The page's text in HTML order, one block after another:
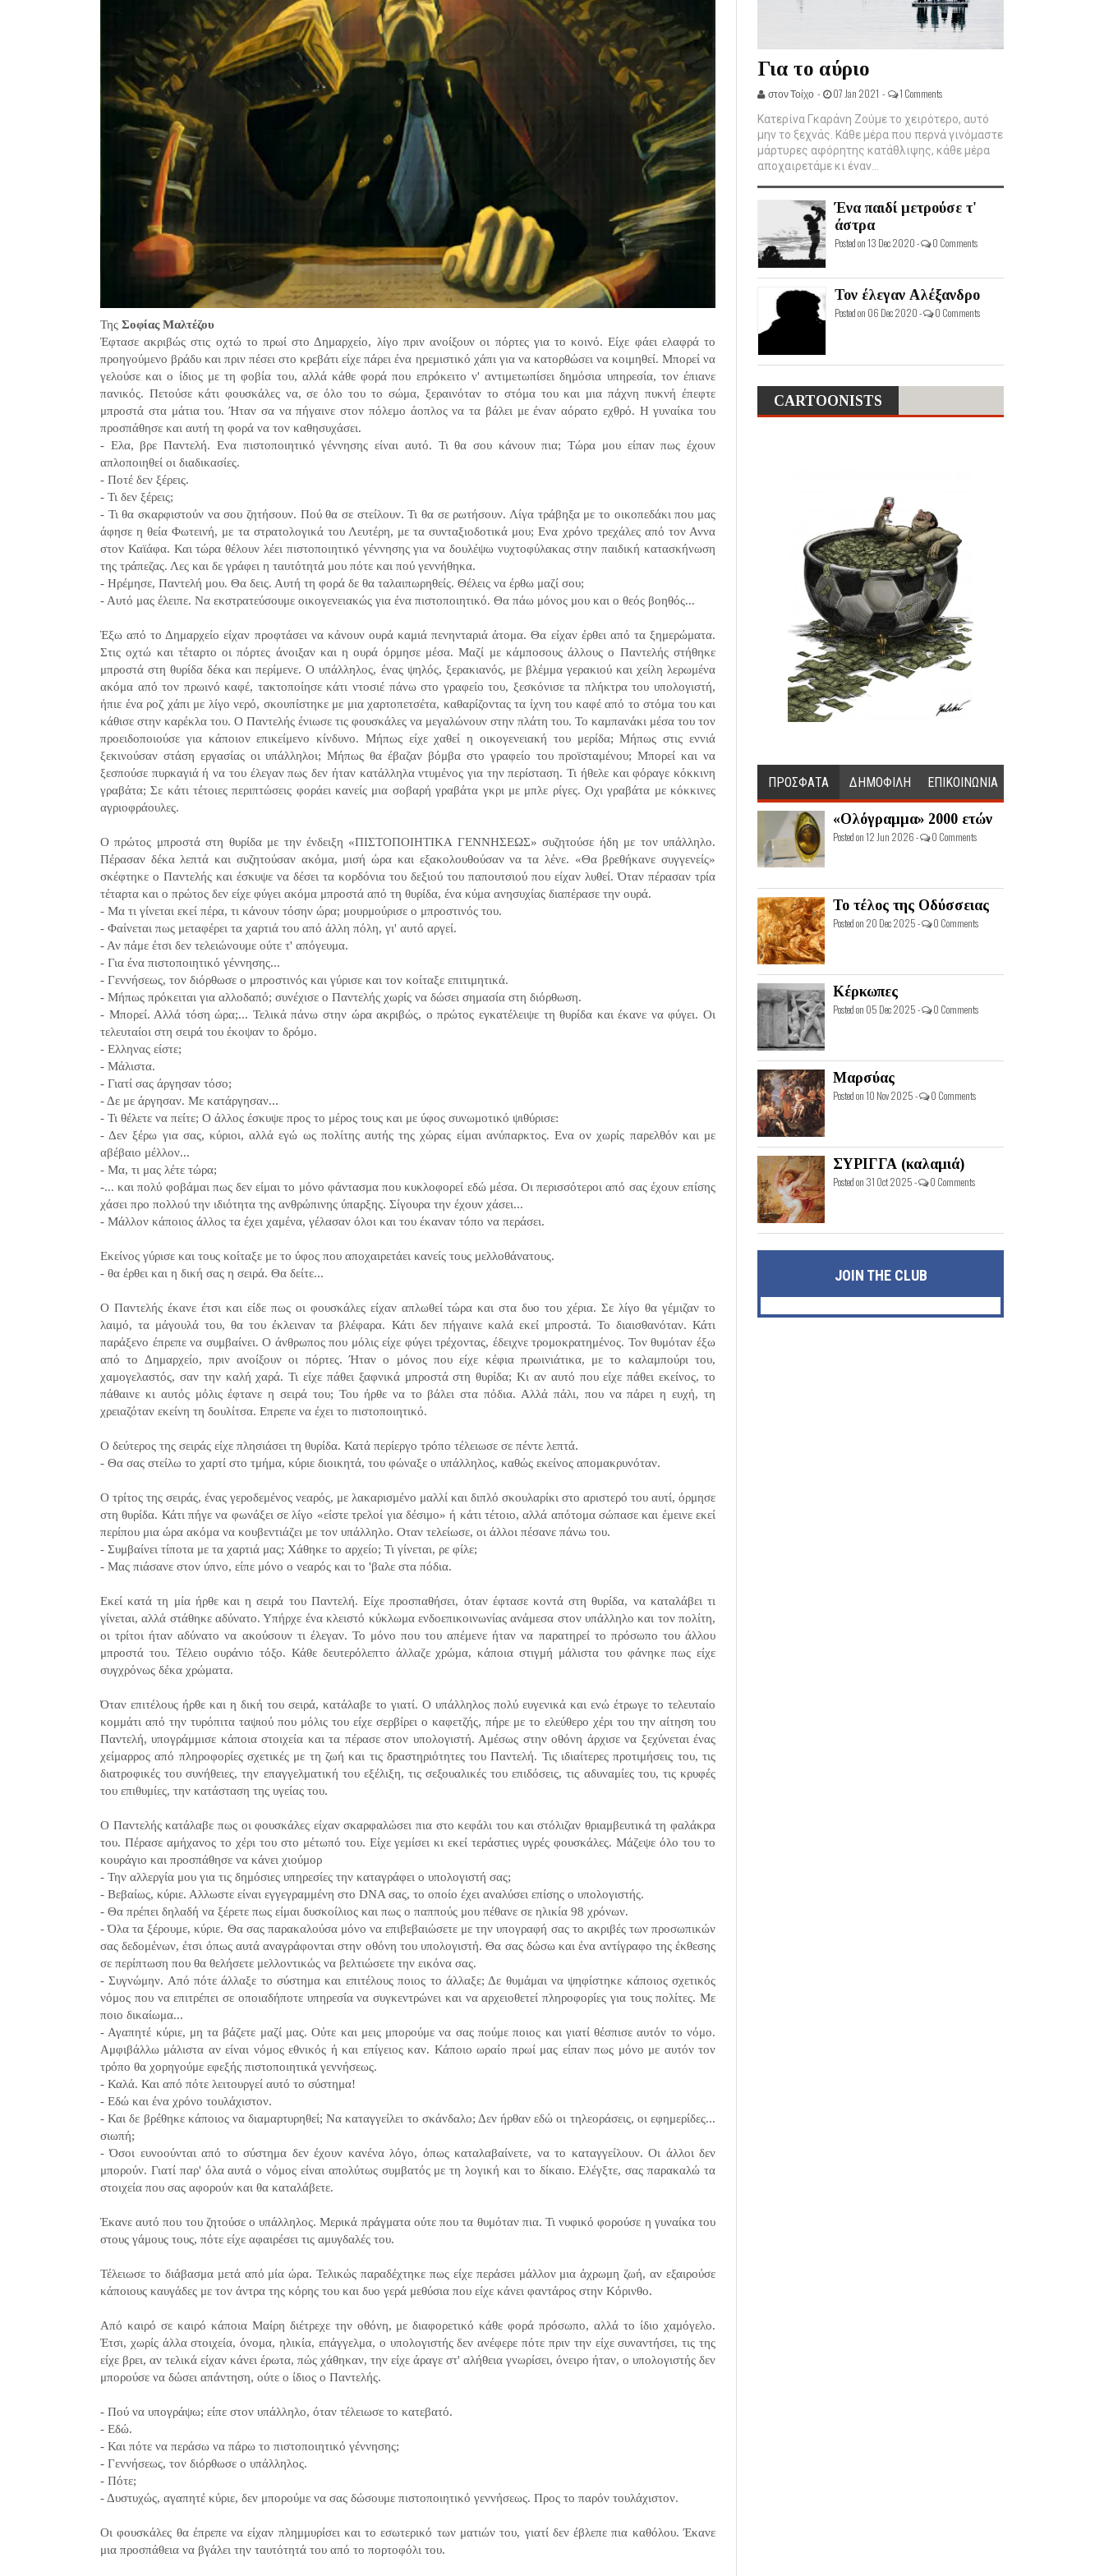
Της Σοφίας Μαλτέζου
Έφτασε ακριβώς στις οχτώ το πρωί στο Δημαρχείο, λίγο πριν ανοίξουν οι πόρτες για το κοινό. Είχε φάει ελαφρά το
προηγούμενο βράδυ και πριν πέσει στο κρεβάτι είχε πάρει ένα ηρεμιστικό χάπι για να κατορθώσει να κοιμηθεί. Μπορεί να
γελούσε και ο ίδιος με τη φοβία του, αλλά κάθε φορά που επρόκειτο ν' αντιμετωπίσει δημόσια υπηρεσία, τον έπιανε
πανικός. Πετούσε κάτι φουσκάλες να, σε όλο του το σώμα, ξεραινόταν το στόμα του και μια πάχνη πυκνή έπεφτε
μπροστά στα μάτια του. Ήταν σα να πήγαινε στον πόλεμο άοπλος να τα βάλει με έναν αόρατο εχθρό. Η γυναίκα του
προσπάθησε και αυτή τη φορά να τον καθησυχάσει.
- Ελα, βρε Παντελή. Ενα πιστοποιητικό γέννησης είναι αυτό. Τι θα σου κάνουν πια; Τώρα μου είπαν πως έχουν
απλοποιηθεί οι διαδικασίες.
- Ποτέ δεν ξέρεις.
- Τι δεν ξέρεις;
- Τι θα σκαρφιστούν να σου ζητήσουν. Πού θα σε στείλουν. Τι θα σε ρωτήσουν. Λίγα τράβηξα με το οικοπεδάκι που μας
άφησε η θεία Φωτεινή, με τα στρατολογικά του Λευτέρη, με τα συνταξιοδοτικά μου; Ενα χρόνο τρεχάλες από τον Αννα
στον Καϊάφα. Και τώρα θέλουν λέει πιστοποιητικό γέννησης για να δουλέψω νυχτοφύλακας στην παιδική κατασκήνωση
της τράπεζας. Λες και δε γράφει η ταυτότητά μου πότε και πού γεννήθηκα.
- Ηρέμησε, Παντελή μου. Θα δεις. Αυτή τη φορά δε θα ταλαιπωρηθείς. Θέλεις να έρθω μαζί σου;
- Αυτό μας έλειπε. Να εκστρατεύσουμε οικογενειακώς για ένα πιστοποιητικό. Θα πάω μόνος μου και ο θεός βοηθός...
Έξω από το Δημαρχείο είχαν προφτάσει να κάνουν ουρά καμιά πενηνταριά άτομα. Θα είχαν έρθει από τα ξημερώματα.
Στις οχτώ και τέταρτο οι πόρτες άνοιξαν και η ουρά όρμησε μέσα. Μαζί με κάμποσους άλλους ο Παντελής στήθηκε
μπροστά στη θυρίδα δέκα και περίμενε. Ο υπάλληλος, ένας ψηλός, ξερακιανός, με βλέμμα γερακιού και χείλη λερωμένα
ακόμα από τον πρωινό καφέ, τακτοποίησε κάτι ντοσιέ πάνω στο γραφείο του, ξεσκόνισε τα πλήκτρα του υπολογιστή,
ήπιε ένα ροζ χάπι με λίγο νερό, σκουπίστηκε με μια χαρτοπετσέτα, καθαρίζοντας τα ίχνη του καφέ από το στόμα του και
κάθισε στην καρέκλα του. Ο Παντελής ένιωσε τις φουσκάλες να μεγαλώνουν στην πλάτη του. Το καμπανάκι μέσα του τον
προειδοποιούσε για κάποιον επικείμενο κίνδυνο. Μήπως είχε χαθεί η οικογενειακή του μερίδα; Μήπως στις εννιά
ξεκινούσαν στάση εργασίας οι υπάλληλοι; Μήπως θα έβαζαν βόμβα στο γραφείο του προϊσταμένου; Μπορεί και να
ξεσπούσε πυρκαγιά ή να του έλεγαν πως δεν ήταν κατάλληλα ντυμένος για την περίσταση. Τι ήθελε και φόραγε κόκκινη
γραβάτα; Σε κάτι τέτοιες περιπτώσεις φοράει κανείς μια σοβαρή γραβάτα γκρι με μπλε ρίγες. Οχι γραβάτα με κόκκινες
αγριοφράουλες.
Ο πρώτος μπροστά στη θυρίδα με την ένδειξη «ΠΙΣΤΟΠΟΙΗΤΙΚΑ ΓΕΝΝΗΣΕΩΣ» συζητούσε ήδη με τον υπάλληλο.
Πέρασαν δέκα λεπτά και συζητούσαν ακόμα, μισή ώρα και εξακολουθούσαν να τα λένε. «Θα βρεθήκανε συγγενείς»
σκέφτηκε ο Παντελής και έσκυψε να δέσει τα κορδόνια του δεξιού του παπουτσιού που είχαν λυθεί. Όταν πέρασαν τρία
τέταρτα και ο πρώτος δεν είχε φύγει ακόμα μπροστά από τη θυρίδα, ένα κύμα ανησυχίας διαπέρασε την ουρά.
- Μα τι γίνεται εκεί πέρα, τι κάνουν τόσην ώρα; μουρμούρισε ο μπροστινός του.
- Φαίνεται πως μεταφέρει τα χαρτιά του από άλλη πόλη, γι' αυτό αργεί.
- Αν πάμε έτσι δεν τελειώνουμε ούτε τ' απόγευμα.
- Για ένα πιστοποιητικό γέννησης...
- Γεννήσεως, τον διόρθωσε ο μπροστινός και γύρισε και τον κοίταξε επιτιμητικά.
- Μήπως πρόκειται για αλλοδαπό; συνέχισε ο Παντελής χωρίς να δώσει σημασία στη διόρθωση.
- Μπορεί. Αλλά τόση ώρα;... Τελικά πάνω στην ώρα ακριβώς, ο πρώτος εγκατέλειψε τη θυρίδα και έκανε να φύγει. Οι
τελευταίοι στη σειρά του έκοψαν το δρόμο.
- Ελληνας είστε;
- Μάλιστα.
- Γιατί σας άργησαν τόσο;
- Δε με άργησαν. Με κατάργησαν...
- Τι θέλετε να πείτε; Ο άλλος έσκυψε προς το μέρος τους και με ύφος συνωμοτικό ψιθύρισε:
- Δεν ξέρω για σας, κύριοι, αλλά εγώ ως πολίτης αυτής της χώρας είμαι ανύπαρκτος. Ενα ον χωρίς παρελθόν και με
αβέβαιο μέλλον...
- Μα, τι μας λέτε τώρα;
-... και πολύ φοβάμαι πως δεν είμαι το μόνο φάντασμα που κυκλοφορεί εδώ μέσα. Οι περισσότεροι από σας έχουν επίσης
χάσει προ πολλού την ιδιότητα της ανθρώπινης ύπαρξης. Σίγουρα την έχουν χάσει...
- Μάλλον κάποιος άλλος τα έχει χαμένα, γέλασαν όλοι και του έκαναν τόπο να περάσει.
Εκείνος γύρισε και τους κοίταξε με το ύφος που αποχαιρετάει κανείς τους μελλοθάνατους.
- θα έρθει και η δική σας η σειρά. Θα δείτε...
Ο Παντελής έκανε έτσι και είδε πως οι φουσκάλες είχαν απλωθεί τώρα και στα δυο του χέρια. Σε λίγο θα γέμιζαν το
λαιμό, τα μάγουλά του, θα του έκλειναν τα βλέφαρα. Κάτι δεν πήγαινε καλά εκεί μπροστά. Το διαισθανόταν. Κάτι
παράξενο έπρεπε να συμβαίνει. Ο άνθρωπος που μόλις είχε φύγει τρέχοντας, έδειχνε τρομοκρατημένος. Τον θυμόταν έξω
από το Δημαρχείο, πριν ανοίξουν οι πόρτες. Ήταν ο μόνος που είχε κέφια πρωινιάτικα, με το καλαμπούρι του,
χαμογελαστός, σαν την καλή χαρά. Τι είχε πάθει ξαφνικά μπροστά στη θυρίδα; Κι αν αυτό που είχε πάθει εκείνος, το
πάθαινε κι αυτός μόλις έφτανε η σειρά του; Του ήρθε να το βάλει στα πόδια. Αλλά πάλι, που να πάρει η ευχή, τη
χρειαζόταν εκείνη τη δουλίτσα. Επρεπε να έχει το πιστοποιητικό.
Ο δεύτερος της σειράς είχε πλησιάσει τη θυρίδα. Κατά περίεργο τρόπο τέλειωσε σε πέντε λεπτά.
- Θα σας στείλω το χαρτί στο τμήμα, κύριε διοικητά, του φώναξε ο υπάλληλος, καθώς εκείνος απομακρυνόταν.
Ο τρίτος της σειράς, ένας γεροδεμένος νεαρός, με λακαρισμένο μαλλί και διπλό σκουλαρίκι στο αριστερό του αυτί, όρμησε
στη θυρίδα. Κάτι πήγε να φωνάξει σε λίγο «είστε τρελοί για δέσιμο» ή κάτι τέτοιο, αλλά απότομα σώπασε και έμεινε εκεί
περίπου μια ώρα ακόμα να κουβεντιάζει με τον υπάλληλο. Οταν τελείωσε, οι άλλοι πέσανε πάνω του.
- Συμβαίνει τίποτα με τα χαρτιά μας; Χάθηκε το αρχείο; Τι γίνεται, ρε φίλε;
- Μας πιάσανε στον ύπνο, είπε μόνο ο νεαρός και το 'βαλε στα πόδια.
Εκεί κατά τη μία ήρθε και η σειρά του Παντελή. Είχε προσπαθήσει, όταν έφτασε κοντά στη θυρίδα, να καταλάβει τι
γίνεται, αλλά στάθηκε αδύνατο. Υπήρχε ένα κλειστό κύκλωμα ενδοεπικοινωνίας ανάμεσα στον υπάλληλο και τον πολίτη,
οι τρίτοι ήταν αδύνατο να ακούσουν τι έλεγαν. Το μόνο που του απέμενε ήταν να παρατηρεί το πρόσωπο του άλλου
μπροστά του. Τέλειο ουράνιο τόξο. Κάθε δευτερόλεπτο άλλαζε χρώμα, κάποια στιγμή μάλιστα του φάνηκε πως είχε
συγχρόνως δέκα χρώματα.
Όταν επιτέλους ήρθε και η δική του σειρά, κατάλαβε το γιατί. Ο υπάλληλος πολύ ευγενικά και ενώ έτρωγε το τελευταίο
κομμάτι από την τυρόπιτα ταψιού που μόλις του είχε σερβίρει ο καφετζής, πήρε με το ελεύθερο χέρι του την αίτηση του
Παντελή, υπογράμμισε κάποια στοιχεία και τα πέρασε στον υπολογιστή. Αμέσως στην οθόνη άρχισε να ξεχύνεται ένας
χείμαρρος από πληροφορίες σχετικές με τη ζωή και τις δραστηριότητες του Παντελή. Τις ιδιαίτερες προτιμήσεις του, τις
διατροφικές του συνήθειες, την επαγγελματική του εξέλιξη, τις σεξουαλικές του επιδόσεις, τις αδυναμίες του, τις κρυφές
του επιθυμίες, την κατάσταση της υγείας του.
Ο Παντελής κατάλαβε πως οι φουσκάλες είχαν σκαρφαλώσει πια στο κεφάλι του και στόλιζαν θριαμβευτικά τη φαλάκρα
του. Πέρασε αμήχανος το χέρι του στο μέτωπό του. Είχε γεμίσει κι εκεί τεράστιες υγρές φουσκάλες. Μάζεψε όλο του το
κουράγιο και προσπάθησε να κάνει χιούμορ
- Την αλλεργία μου για τις δημόσιες υπηρεσίες την καταγράφει ο υπολογιστή σας;
- Βεβαίως, κύριε. Αλλωστε είναι εγγεγραμμένη στο DNA σας, το οποίο έχει αναλύσει επίσης ο υπολογιστής.
- Θα πρέπει δηλαδή να ξέρετε πως είμαι δυσκοίλιος και πως ο παππούς μου πέθανε σε ηλικία 98 χρόνων.
- Όλα τα ξέρουμε, κύριε. Θα σας παρακαλούσα μόνο να επιβεβαιώσετε με την υπογραφή σας το ακριβές των προσωπικών
σας δεδομένων, έτσι όπως αυτά αναγράφονται στην οθόνη του υπολογιστή. Θα σας δώσω και ένα αντίγραφο της έκθεσης
σε περίπτωση που θα θελήσετε μελλοντικώς να βελτιώσετε την εικόνα σας.
- Συγνώμην. Από πότε άλλαξε το σύστημα και επιτέλους ποιος το άλλαξε; Δε θυμάμαι να ψηφίστηκε κάποιος σχετικός
νόμος που να επιτρέπει σε οποιαδήποτε υπηρεσία να συγκεντρώνει και να αρχειοθετεί πληροφορίες για τους πολίτες. Με
ποιο δικαίωμα...
- Αγαπητέ κύριε, μη τα βάζετε μαζί μας. Ούτε και μεις μπορούμε να σας πούμε ποιος και γιατί θέσπισε αυτόν το νόμο.
Αμφιβάλλω μάλιστα αν είναι νόμος εθνικός ή και επίγειος καν. Κάποιο ωραίο πρωί μας είπαν πως μόνο με αυτόν τον
τρόπο θα χορηγούμε εφεξής πιστοποιητικά γεννήσεως.
- Καλά. Και από πότε λειτουργεί αυτό το σύστημα!
- Εδώ και ένα χρόνο τουλάχιστον.
- Και δε βρέθηκε κάποιος να διαμαρτυρηθεί; Να καταγγείλει το σκάνδαλο; Δεν ήρθαν εδώ οι τηλεοράσεις, οι εφημερίδες...
σιωπή;
- Όσοι ευνοούνται από το σύστημα δεν έχουν κανένα λόγο, όπως καταλαβαίνετε, να το καταγγείλουν. Οι άλλοι δεν
μπορούν. Γιατί παρ' όλα αυτά ο νόμος είναι απολύτως συμβατός με τη λογική και το δίκαιο. Ελέγξτε, σας παρακαλώ τα
στοιχεία που σας αφορούν και θα καταλάβετε.
Έκανε αυτό που του ζητούσε ο υπάλληλος. Μερικά πράγματα ούτε που τα θυμόταν πια. Τι νυφικό φορούσε η γυναίκα του
στους γάμους τους, πότε είχε αφαιρέσει τις αμυγδαλές του.
Τέλειωσε το διάβασμα μετά από μία ώρα. Τελικώς παραδέχτηκε πως είχε περάσει μάλλον μια άχρωμη ζωή, αν εξαιρούσε
κάποιους καυγάδες με τον άντρα της κόρης του και δυο γερά μεθύσια που είχε κάνει φαντάρος στην Κόρινθο.
Από καιρό σε καιρό κάποια Μαίρη διέτρεχε την οθόνη, με διαφορετικό κάθε φορά πρόσωπο, αλλά το ίδιο χαμόγελο.
Έτσι, χωρίς άλλα στοιχεία, όνομα, ηλικία, επάγγελμα, ο υπολογιστής δεν ανέφερε πότε πριν την είχε συναντήσει, τις της
είχε βρει, αν τελικά είχαν κάνει έρωτα, πώς χάθηκαν, την είχε άραγε στ' αλήθεια γνωρίσει, όνειρο ήταν, ο υπολογιστής δεν
μπορούσε να δώσει απάντηση, ούτε ο ίδιος ο Παντελής.
- Πού να υπογράψω; είπε στον υπάλληλο, όταν τέλειωσε το κατεβατό.
- Εδώ.
- Και πότε να περάσω να πάρω το πιστοποιητικό γέννησης;
- Γεννήσεως, τον διόρθωσε ο υπάλληλος.
- Πότε;
- Δυστυχώς, αγαπητέ κύριε, δεν μπορούμε να σας δώσουμε πιστοποιητικό γεννήσεως. Προς το παρόν τουλάχιστον.
Οι φουσκάλες θα έπρεπε να είχαν πλημμυρίσει και το εσωτερικό των ματιών του, γιατί δεν έβλεπε πια καθόλου. Έκανε
μια προσπάθεια να βγάλει την ταυτότητά του από το πορτοφόλι του.
Για το αύριο
στον Τοίχο - 07 Jan 2021 - 1 Comments
Κατερίνα Γκαράνη Ζούμε το χειρότερο, αυτό
μην το ξεχνάς. Κάθε μέρα που περνά γινόμαστε
μάρτυρες αφόρητης κατάθλιψης, κάθε μέρα
αποχαιρετάμε κι έναν...
Ένα παιδί μετρούσε τ'
άστρα
Posted on 13 Dec 2020 - 0 Comments
Τον έλεγαν Αλέξανδρο
Posted on 06 Dec 2020 - 0 Comments
CARTOONISTS
ΠΡΟΣΦΑΤΑ ΔΗΜΟΦΙΛΗ ΕΠΙΚΟΙΝΩΝΙΑ
«Ολόγραμμα» 2000 ετών
Posted on 12 Jun 2026 - 0 Comments
Το τέλος της Οδύσσειας
Posted on 20 Dec 2025 - 0 Comments
Κέρκωπες
Posted on 05 Dec 2025 - 0 Comments
Μαρσύας
Posted on 10 Nov 2025 - 0 Comments
ΣΥΡΙΓΓΑ (καλαμιά)
Posted on 31 Oct 2025 - 0 Comments
JOIN THE CLUB